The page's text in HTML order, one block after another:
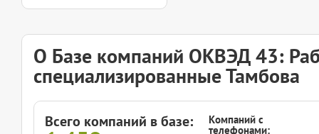
О Базе компаний ОКВЭД 43:
специализированные Тамбова
Всего компаний в базе: Компаний с
телефонами: